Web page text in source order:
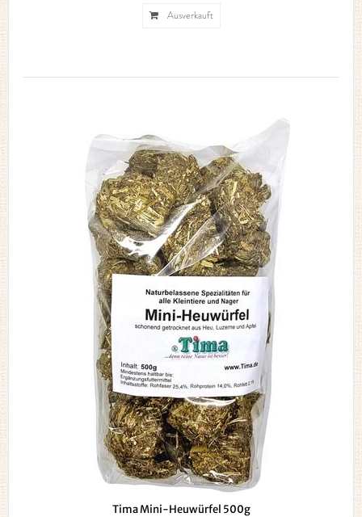
Ausverkauft
Tima Mini-Heuwürfel 500g